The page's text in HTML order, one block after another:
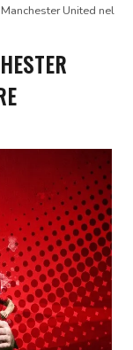
United nel